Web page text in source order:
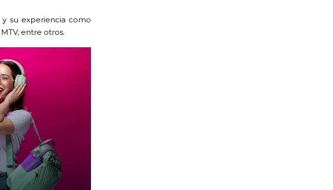
su experiencia como
entre otros.